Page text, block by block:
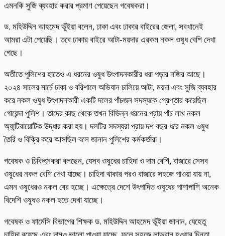
এমনকি সুজি ব্যবহার করার প্রমাণ পেয়েছেন গবেষকরা।
ড. মহিউদ্দিন আহমেদ ভূঁইয়া বলেন, ঢাকা এবং ঢাকার বাইরের জেলা, সবখানেই
আমরা এটা পেয়েছি। তবে ঢাকার বাইরে আটা-ময়দার এরকম নকল ওষুধ বেশি দেখা
গেছে।
অতীতে পুলিশের হাতেও এ ধরনের ওষুধ উৎপাদনকারীর ধরা পড়ার নজির আছে।
২০২৪ সালের মার্চে ঢাকা ও বরিশালে অভিযান চালিয়ে আটা, ময়দা এবং সুজি ব্যবহার
করে নকল ওষুধ উৎপাদনকারী একটি দলের পাঁচজন সদস্যকে গ্রেপ্তার করেছিল
গোয়েন্দা পুলিশ। তাদের কাছ থেকে তখন বিভিন্ন ধরনের প্রায় পাঁচ লাখ নকল
অ্যান্টিবায়োটিক উদ্ধার করা হয়। দলটির সদস্যরা প্রায় দশ বছর ধরে নকল ওষুধ
তৈরি ও বিক্রি করে আসছিল বলে জানান পুলিশের কর্মকর্তারা।
গবেষক ও চিকিৎসকরা বলছেন, যেসব ওষুধের চাহিদা ও দাম বেশি, বাজারে সেসব
ওষুধের নকল বেশি দেখা যাচ্ছে। চাহিদা থাকার পরও বাজারে সহজে পাওয়া যায় না,
এমন ওষুধেরও নকল বের হচ্ছে। এক্ষেত্রে দেশে উৎপাদিত ওষুধের পাশাপাশি অনেক
বিদেশি ওষুধও নকল হতে দেখা যাচ্ছে।
গবেষক ও ফার্মেসি বিভাগের শিক্ষক ড. মহিউদ্দিন আহমেদ ভূঁইয়া জানান, যেহেতু